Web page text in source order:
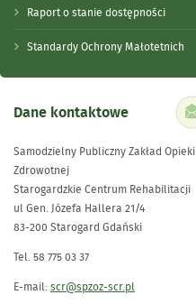
Raport o stanie dostępności
Standardy Ochrony Małotetnich
Dane kontaktowe
Samodzielny Publiczny Zakład Opieki
Zdrowotnej
Starogardzkie Centrum Rehabilitacji
ul Gen. Józefa Hallera 21/4
83-200 Starogard Gdański
Tel. 58 775 03 37
E-mail: scr@spzoz-scr.pl